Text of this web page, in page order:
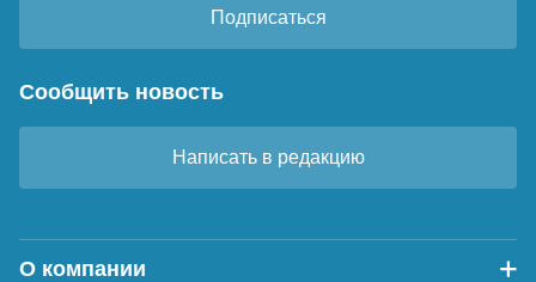
Подписаться
Сообщить новость
Написать в редакцию
О компании